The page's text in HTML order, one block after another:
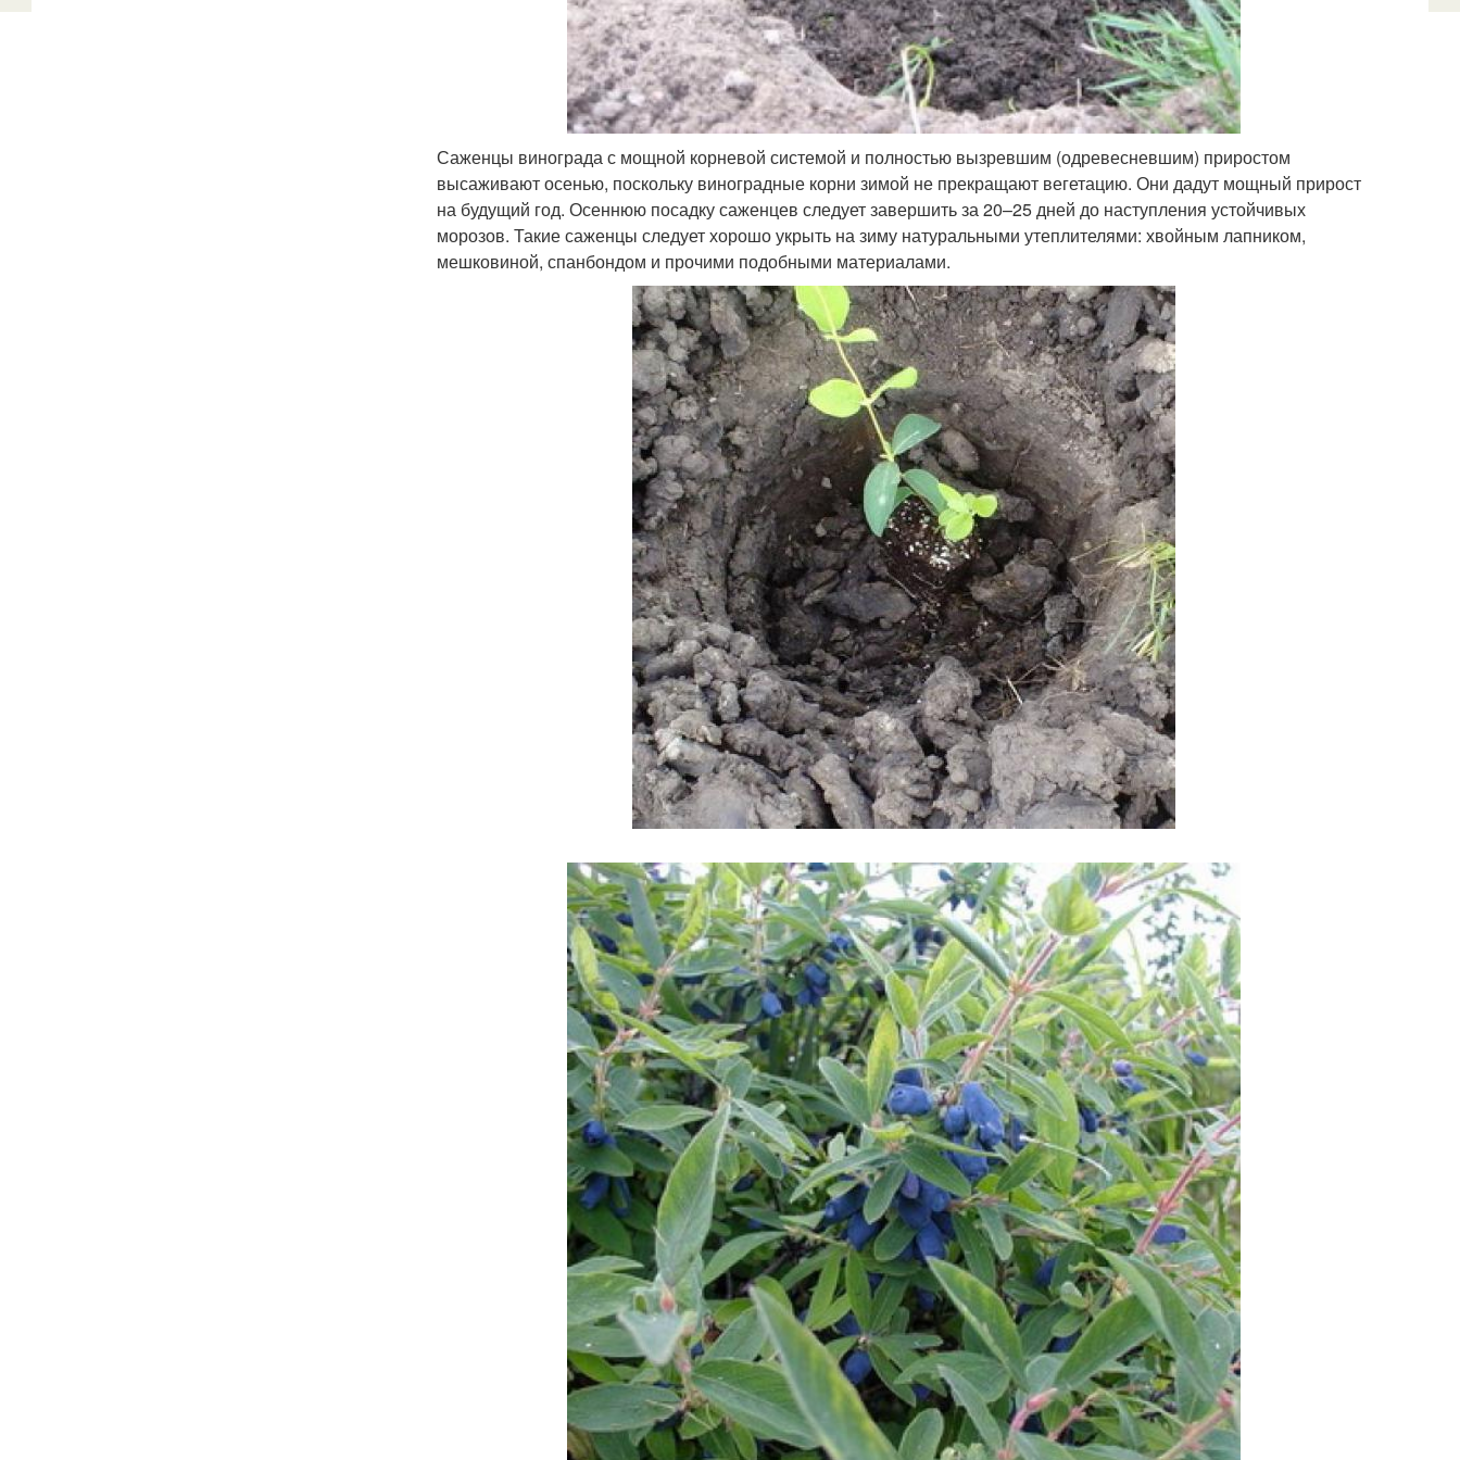
Саженцы винограда с мощной корневой системой и полностью вызревшим (одревесневшим) приростом
высаживают осенью, поскольку виноградные корни зимой не прекращают вегетацию. Они дадут мощный прирост
на будущий год. Осеннюю посадку саженцев следует завершить за 20–25 дней до наступления устойчивых
морозов. Такие саженцы следует хорошо укрыть на зиму натуральными утеплителями: хвойным лапником,
мешковиной, спанбондом и прочими подобными материалами.